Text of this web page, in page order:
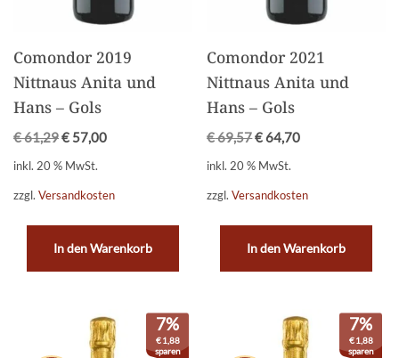
Comondor 2019
Nittnaus Anita und
Hans – Gols
€61,29€ 57,00
inkl. 20 % MwSt.
zzgl. Versandkosten
In den Warenkorb
Comondor 2021
Nittnaus Anita und
Hans – Gols
€69,57€64,70
inkl. 20 % MwSt.
zzgl.Versandkosten
In den Warenkorb
7%
€1,88
sparen
7%
€1,88
sparen